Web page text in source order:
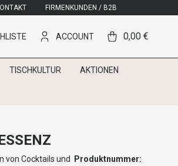
FIRMENKUNDEN / B2B
ACCOUNT 0,00 €
TISCHKULTUR AKTIONEN
von Cocktails und
Produktnummer: